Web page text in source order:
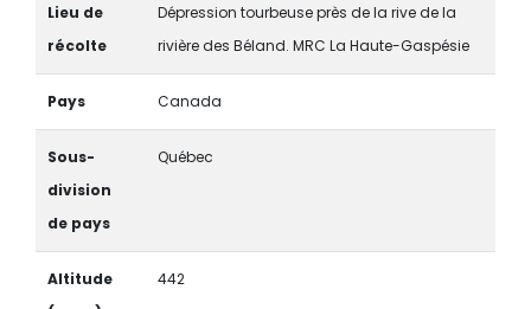
Lieu de
récolte
Dépression tourbeuse près de la rive de la
rivière des Béland. MRC La Haute-Gaspésie
Pays Canada
Sous-
division
de pays
Québec
Altitude
442